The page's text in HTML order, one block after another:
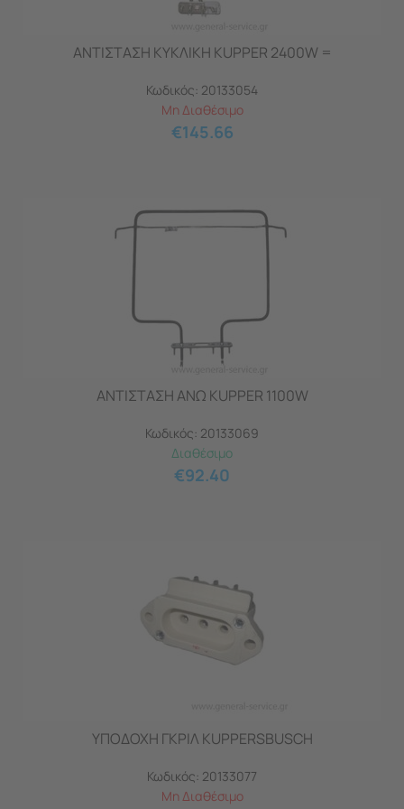
ΑΝΤΙΣΤΑΣΗ ΚΥΚΛΙΚΗ KUPPER 2400W =
Κωδικός: 20133054
Μη Διαθέσιμο
€145.66
ΑΝΤΙΣΤΑΣΗ ΑΝΩ KUPPER 1100W
Κωδικός: 20133069
Διαθέσιμο
€92.40
ΥΠΟΔΟΧΗ ΓΚΡΙΛ KUPPERSBUSCH
Κωδικός: 20133077
Μη Διαθέσιμο